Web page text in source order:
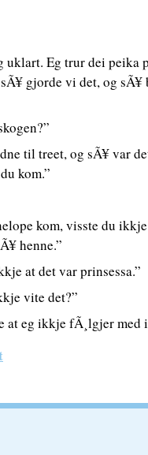
uklart. Eg trur dei peika
gjorde vi det, og
til treet, og sÃ¥ var
kom.”
kom, visste du
henne.”
at det var prinsessa.”
vite det?”
at eg ikkje fÃ¸lgjer med